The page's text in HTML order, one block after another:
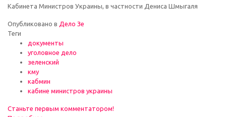
Кабинета Министров Украины, в частности Дениса Шмыгаля
Опубликовано в Дело Зе
Теги
документы
уголовное дело
зеленский
кму
кабмин
кабине министров украины
Станьте первым комментатором!